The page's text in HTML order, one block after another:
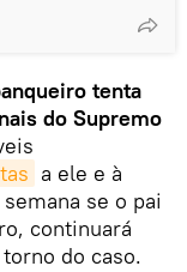
tenta
do Supremo
a ele e à
se o pai
continuará
do caso.